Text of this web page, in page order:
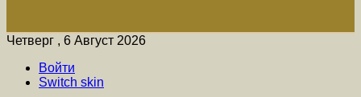
Четверг , 6 Август 2026
Войти
Switch skin